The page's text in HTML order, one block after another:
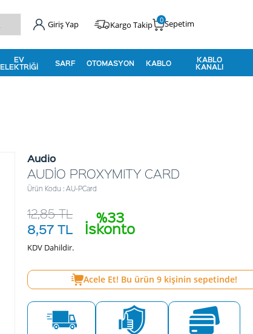
Giriş Yap Kargo Takip Sepetim
0
EV
ELEKTRIĞI SARF OTOMASYON KABLO KABLO
KANALI
Audio
AUDİO PROXYMITY CARD
Ürün Kodu : AU-PCard
%33
İskonto
12,85TL
8,57 TL
KDV Dahildir.
Acele Et! Bu ürün 9kişinin sepetinde!